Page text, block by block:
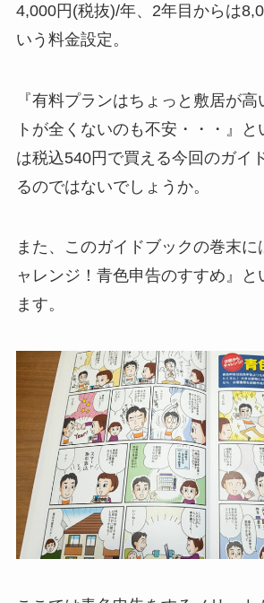
4,000円(税抜)/年、2年目からは
いう料金設定。
『有料プランはちょっと敷居が
トが全くないのも不安・・・』と
は税込540円で買える今回のガイ
るのではないでしょうか。
また、このガイドブックの巻末に
ャレンジ！青色申告のすすめ』と
ます。